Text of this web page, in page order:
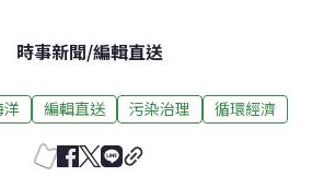
時事新聞/編輯直送
洋 編輯直送 污染治理 循環經濟